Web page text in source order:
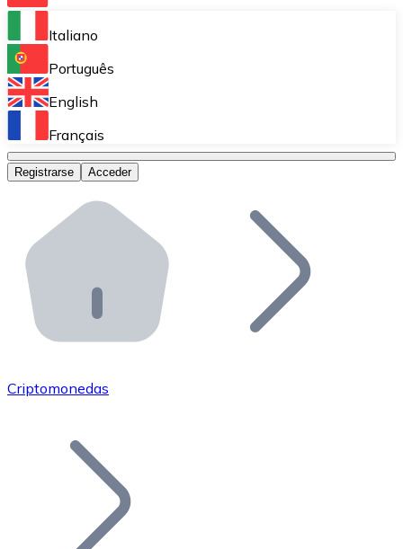
Bitnovo Ramp
Integra nuestra solución en tu plataforma.
Bitnovo Giftcards
Bitnovo OTC
Bitnovo ATM
Integra un ATM Bitnovo en tu negocio y permite que
Bitnovo API
Integra nuestra API en tu ecosistema.
Únete a nuestra red de distribuidores.
Añade tu proyecto a nuestro ecosistema.
Italiano
Português
English
Français
Registrarse Acceder
Criptomonedas